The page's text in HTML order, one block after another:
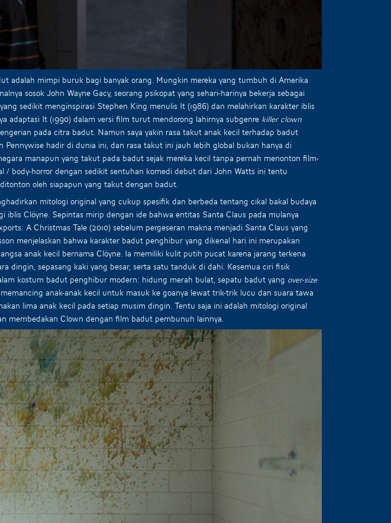
adalah mimpi buruk bagi banyak orang. Mungkin mereka yang tumbuh di Amerika
sosok John Wayne Gacy, seorang psikopat yang sehari-harinya bekerja sebagai
sedikit menginspirasi Stephen King menulis It (1986) dan melahirkan karakter iblis
adaptasi It (1990) dalam versi film turut mendorong lahirnya subgenre killer clown
pada citra badut. Namun saya yakin rasa takut anak kecil terhadap badut
Pennywise hadir di dunia ini, dan rasa takut ini jauh lebih global bukan hanya di
manapun yang takut pada badut sejak mereka kecil tanpa pernah menonton film-
/ body-horror dengan sedikit sentuhan komedi debut dari John Watts ini tentu
oleh siapapun yang takut dengan badut.
mitologi original yang cukup spesifik dan berbeda tentang cikal bakal budaya
iblis Clöyne. Sepintas mirip dengan ide bahwa entitas Santa Claus pada mulanya
A Christmas Tale (2010) sebelum pergeseran makna menjadi Santa Claus yang
menjelaskan bahwa karakter badut penghibur yang dikenal hari ini merupakan
anak kecil bernama Clöyne. Ia memiliki kulit putih pucat karena jarang terkena
dingin, sepasang kaki yang besar, serta satu tanduk di dahi. Kesemua ciri fisik
kostum badut penghibur modern: hidung merah bulat, sepatu badut yang over-size
anak-anak kecil untuk masuk ke goanya lewat trik-trik lucu dan suara tawa
lima anak kecil pada setiap musim dingin. Tentu saja ini adalah mitologi original
membedakan Clown dengan film badut pembunuh lainnya.